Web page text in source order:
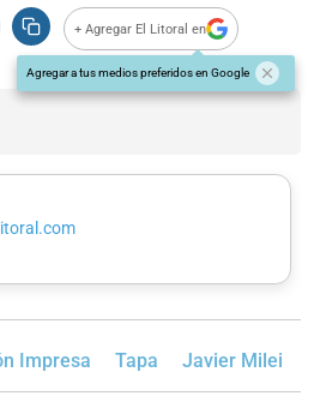
+ Agregar El Litoral en
Agregar a tus medios preferidos en Google
Impresa Tapa Javier Milei